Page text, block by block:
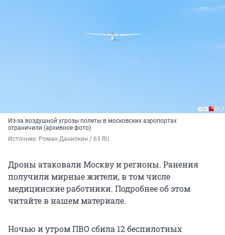
Из-за воздушной угрозы полеты в московских аэропортах
ограничили (архивное фото)
Источник: Роман Данилкин / 63.RU
Дроны атаковали Москву и регионы. Ранения
получили мирные жители, в том числе
медицинские работники. Подробнее об этом
читайте в нашем материале.
Ночью и утром ПВО сбила 12 беспилотных